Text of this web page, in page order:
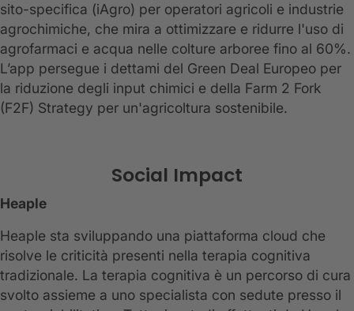
sito-specifica (iAgro) per operatori agricoli e industrie
agrochimiche, che mira a ottimizzare e ridurre l'uso di
agrofarmaci e acqua nelle colture arboree fino al 60%.
L’app persegue i dettami del Green Deal Europeo per
la riduzione degli input chimici e della Farm 2 Fork
(F2F) Strategy per un'agricoltura sostenibile.
Social Impact
Heaple
Heaple sta sviluppando una piattaforma cloud che
risolve le criticità presenti nella terapia cognitiva
tradizionale. La terapia cognitiva è un percorso di cura
svolto assieme a uno specialista con sedute presso il